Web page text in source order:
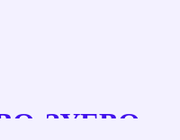
переплаты
ЗУЕВО